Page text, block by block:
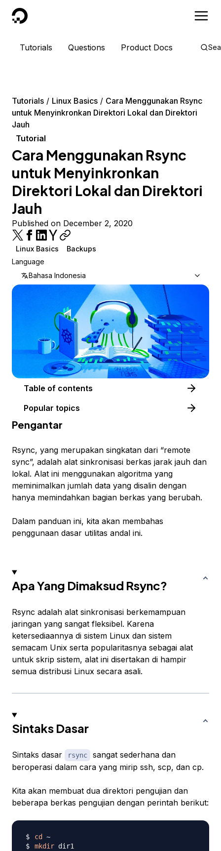
DigitalOcean
Tutorials Questions Product Docs
Tutorials Linux Basics
Cara Menggunakan Rsync
untuk Menyinkronkan Direktori Lokal dan Direktori
Jauh
Tutorial
Cara Menggunakan Rsync
untuk Menyinkronkan
Direktori Lokal dan Direktori
Jauh
Published on December 2, 2020
Linux Basics
Backups
Language
Bahasa Indonesia
Table of contents
Popular topics
Pengantar
Rsync, yang merupakan singkatan dari “remote
sync”, adalah alat sinkronisasi berkas jarak jauh dan
lokal. Alat ini menggunakan algoritma yang
meminimalkan jumlah data yang disalin dengan
hanya memindahkan bagian berkas yang berubah.
Dalam panduan ini, kita akan membahas
penggunaan dasar utilitas andal ini.
Apa Yang Dimaksud Rsync?
Rsync adalah alat sinkronisasi berkemampuan
jaringan yang sangat fleksibel. Karena
ketersediaannya di sistem Linux dan sistem
semacam Unix serta popularitasnya sebagai alat
untuk skrip sistem, alat ini disertakan di hampir
semua distribusi Linux secara asali.
Sintaks Dasar
Sintaks dasar rsync
sangat sederhana dan
beroperasi dalam cara yang mirip ssh, scp, dan cp.
Kita akan membuat dua direktori pengujian dan
beberapa berkas pengujian dengan perintah berikut:
cd
mkdir